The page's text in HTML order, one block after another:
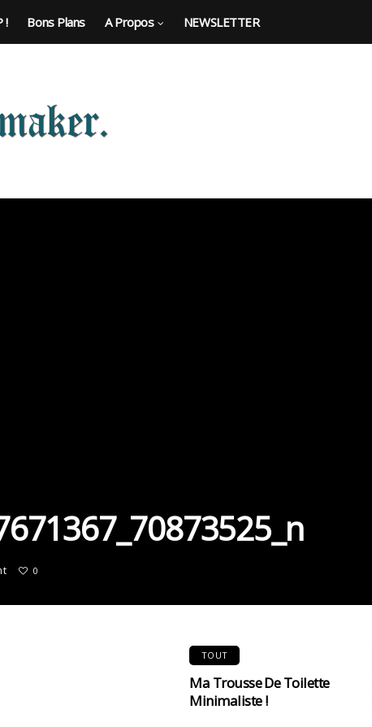
! Bons Plans A Propos NEWSLETTER
0
TOUT
Ma Trousse De Toilette
Minimaliste !